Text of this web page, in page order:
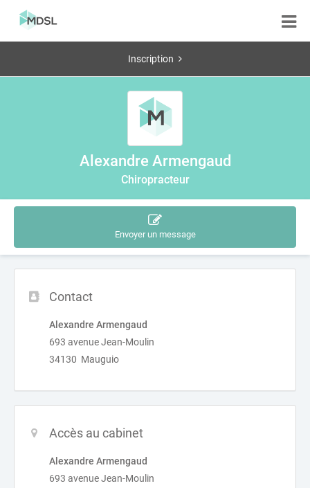
Inscription
Alexandre Armengaud
Chiropracteur
Envoyer un message
Contact
Alexandre Armengaud
693 avenue Jean-Moulin
34130 Mauguio
Accès au cabinet
Alexandre Armengaud
693 avenue Jean-Moulin